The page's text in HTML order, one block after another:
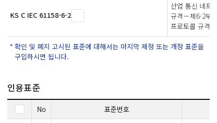
KS C IEC 61158-6-2
산업 통신 네트
규격－제6-2부
프로토콜 규격
확인 및 폐지 고시된 표준에 대해서는 마지막 제정 또는 개정 표준을
구입하시면 됩니다.
인용표준
No 표준번호